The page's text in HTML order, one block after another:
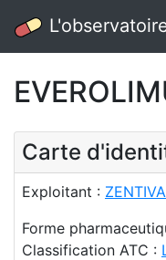
Carte
Exploitant :
Forme
Classification ATC :